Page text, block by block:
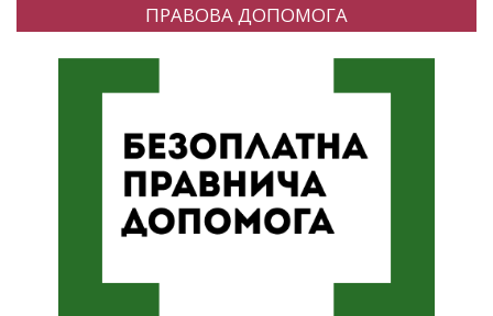
ПРАВОВА ДОПОМОГА